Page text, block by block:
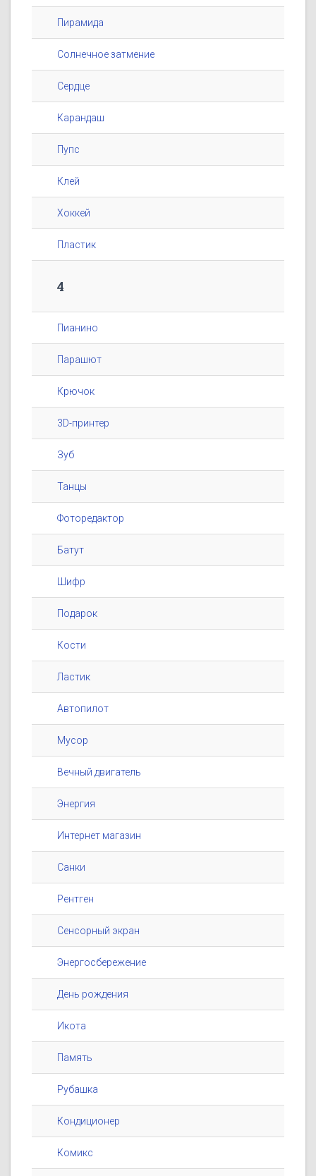
Пирамида
Солнечное затмение
Сердце
Карандаш
Пупс
Клей
Хоккей
Пластик
4
Пианино
Парашют
Крючок
3D-принтер
Зуб
Танцы
Фоторедактор
Батут
Шифр
Подарок
Кости
Ластик
Автопилот
Мусор
Вечный двигатель
Энергия
Интернет магазин
Санки
Рентген
Сенсорный экран
Энергосбережение
День рождения
Икота
Память
Рубашка
Кондиционер
Комикс